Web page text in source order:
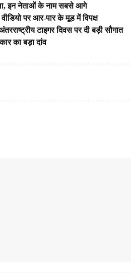
इन नेताओं के नाम सबसे आगे
पर आर-पार के मूड में विपक्ष
टाइगर दिवस पर दी बड़ी सौगात
का बड़ा दांव